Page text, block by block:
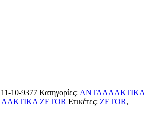
11-10-9377 Κατηγορίες: ΑΝΤΑΛΛΑΚΤΙΚΑ
ZETOR Ετικέτες: ZETOR,